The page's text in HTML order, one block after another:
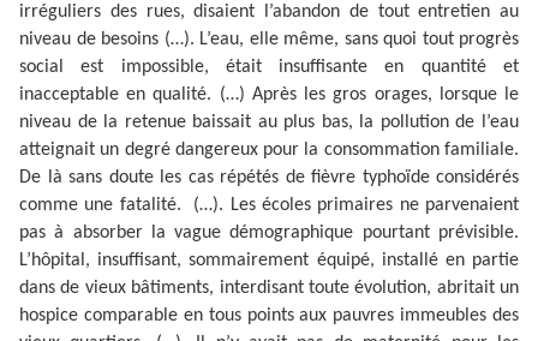
irréguliers des rues, disaient l’abandon de tout entretien au
niveau de besoins (…). L’eau, elle même, sans quoi tout progrès
social est impossible, était insuffisante en quantité et
inacceptable en qualité. (…) Après les gros orages, lorsque le
niveau de la retenue baissait au plus bas, la pollution de l’eau
atteignait un degré dangereux pour la consommation familiale.
De là sans doute les cas répétés de fièvre typhoïde considérés
comme une fatalité. (…). Les écoles primaires ne parvenaient
pas à absorber la vague démographique pourtant prévisible.
L’hôpital, insuffisant, sommairement équipé, installé en partie
dans de vieux bâtiments, interdisant toute évolution, abritait un
hospice comparable en tous points aux pauvres immeubles des